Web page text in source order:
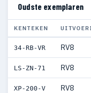
Oudste exemplaren
KENTEKEN
34-RB-VR RV8
LS-ZN-71 RV8
XP-200-V RV8